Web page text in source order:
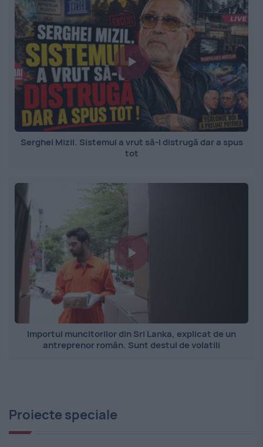
Serghei Mizil. Sistemul a vrut să-l distrugă dar a spus
tot
Importul muncitorilor din Sri Lanka, explicat de un
antreprenor român. Sunt destul de volatili
Proiecte speciale